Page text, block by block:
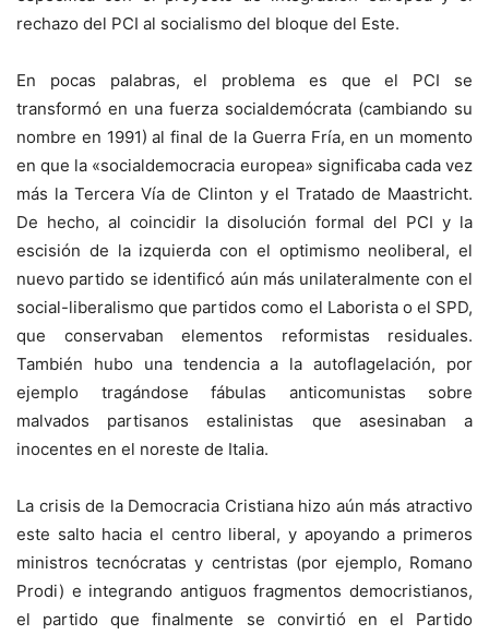
rechazo del PCI al socialismo del bloque del Este.
En pocas palabras, el problema es que el PCI se
transformó en una fuerza socialdemócrata (cambiando su
nombre en 1991) al final de la Guerra Fría, en un momento
en que la «socialdemocracia europea» significaba cada vez
más la Tercera Vía de Clinton y el Tratado de Maastricht.
De hecho, al coincidir la disolución formal del PCI y la
escisión de la izquierda con el optimismo neoliberal, el
nuevo partido se identificó aún más unilateralmente con el
social-liberalismo que partidos como el Laborista o el SPD,
que conservaban elementos reformistas residuales.
También hubo una tendencia a la autoflagelación, por
ejemplo tragándose fábulas anticomunistas sobre
malvados partisanos estalinistas que asesinaban a
inocentes en el noreste de Italia.
La crisis de la Democracia Cristiana hizo aún más atractivo
este salto hacia el centro liberal, y apoyando a primeros
ministros tecnócratas y centristas (por ejemplo, Romano
Prodi) e integrando antiguos fragmentos democristianos,
el partido que finalmente se convirtió en el Partido